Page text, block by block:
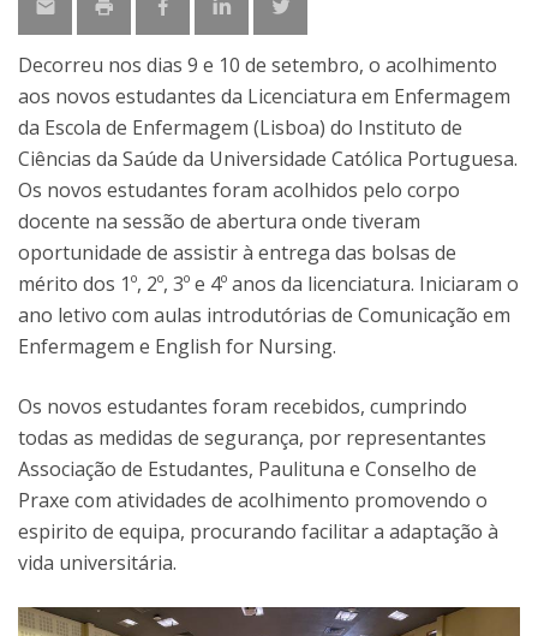
Decorreu nos dias 9 e 10 de setembro, o acolhimento
aos novos estudantes da Licenciatura em Enfermagem
da Escola de Enfermagem (Lisboa) do Instituto de
Ciências da Saúde da Universidade Católica Portuguesa.
Os novos estudantes foram acolhidos pelo corpo
docente na sessão de abertura onde tiveram
oportunidade de assistir à entrega das bolsas de
mérito dos 1º, 2º, 3º e 4º anos da licenciatura. Iniciaram o
ano letivo com aulas introdutórias de Comunicação em
Enfermagem e English for Nursing.
Os novos estudantes foram recebidos, cumprindo
todas as medidas de segurança, por representantes
Associação de Estudantes, Paulituna e Conselho de
Praxe com atividades de acolhimento promovendo o
espirito de equipa, procurando facilitar a adaptação à
vida universitária.